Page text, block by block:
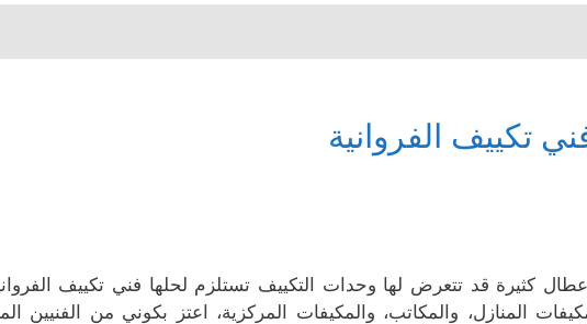
تكييف الفروانية
كثيرة قد تتعرض لها وحدات التكييف تستلزم لحلها فني تكييف
المنازل، والمكاتب، والمكيفات المركزية، اعتز بكوني من الفنيين